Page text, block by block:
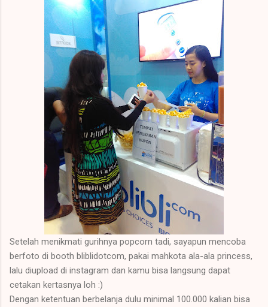
Setelah menikmati gurihnya popcorn tadi, sayapun mencoba
berfoto di booth bliblidotcom, pakai mahkota ala-ala princess,
lalu diupload di instagram dan kamu bisa langsung dapat
cetakan kertasnya loh :)
Dengan ketentuan berbelanja dulu minimal 100.000 kalian bisa